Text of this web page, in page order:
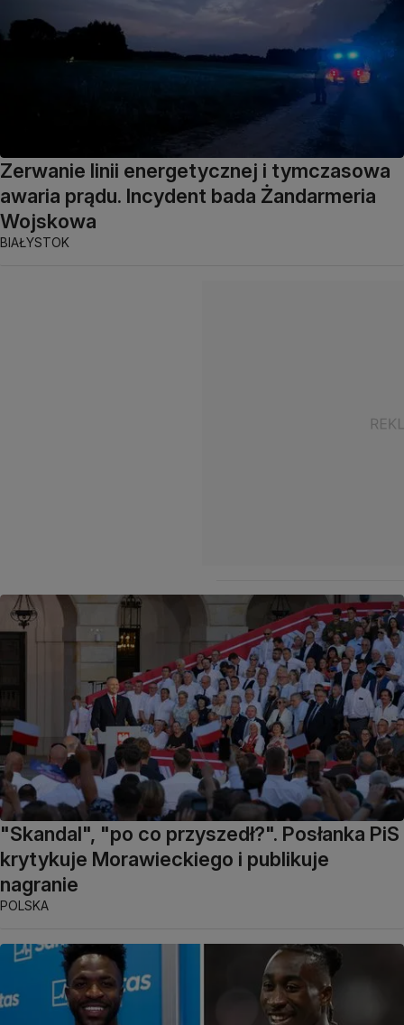
Zerwanie linii energetycznej i tymczasowa
awaria prądu. Incydent bada Żandarmeria
Wojskowa
BIAŁYSTOK
"Skandal", "po co przyszedł?". Posłanka PiS
krytykuje Morawieckiego i publikuje
nagranie
POLSKA